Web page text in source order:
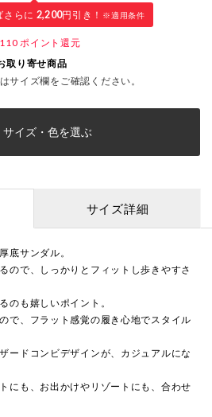
さらに 2,200円引き！ ※適用条件
110 ポイント還元
取り寄せ商品
サイズ欄をご確認ください。
サイズ・色を選ぶ
サイズ詳細
底サンダル。
ので、しっかりとフィットし歩きやすさ
のも嬉しいポイント。
で、フラット感覚の履き心地でスタイル
ードコンビデザインが、カジュアルにな
にも、お出かけやリゾートにも、合わせ